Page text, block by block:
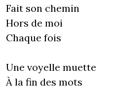
Fait son chemin
Hors de moi
Chaque fois
Une voyelle muette
À la fin des mots